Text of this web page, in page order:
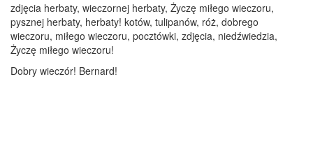
zdjęcia herbaty, wieczornej herbaty, Życzę miłego wieczoru,
pysznej herbaty, herbaty! kotów, tulipanów, róż, dobrego
wieczoru, miłego wieczoru, pocztówki, zdjęcia, niedźwiedzia,
Życzę miłego wieczoru!
Dobry wieczór! Bernard!